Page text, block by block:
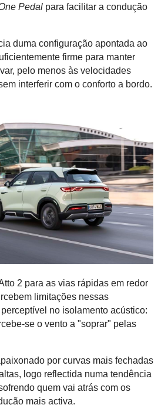
Pedalpara facilitar a condução
duma configuração apontada ao
firme para manter
pelo menos às velocidades
interferir com o conforto a bordo.
2 para as vias rápidas em redor
limitações nessas
no isolamento acústico:
se o vento a "soprar" pelas
por curvas mais fechadas
logo reflectida numa tendência
quem vai atrás com os
mais activa.